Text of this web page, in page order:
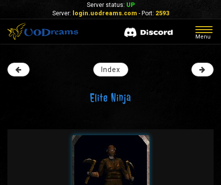
Server status: UP
Server:
login.uodreams.com - Port: 2593
Menu
Index
Elite Ninja